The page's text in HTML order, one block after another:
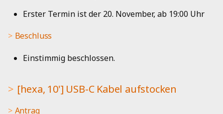
i
t
Single Sign-On
Strom
Antrag
Plenum
Beschluss
[Micha, komasa, 5']
Aktivitätenbericht 2015
Aktivitätenbericht 2014
Jahresbericht 2013
Jahresbericht 2012
Erster Termin ist der 20. November, ab 19:00 Uhr
Beschluss
Einstimmig beschlossen.
[hexa, 10'] USB-C Kabel aufstocken
Antrag